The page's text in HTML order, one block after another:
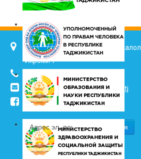
734025, г. Душанбе, улица Джалол
Икроми 7
(+992 37) 2217352
info@vhk.tj
info@ombudsman.tj
/kudakon